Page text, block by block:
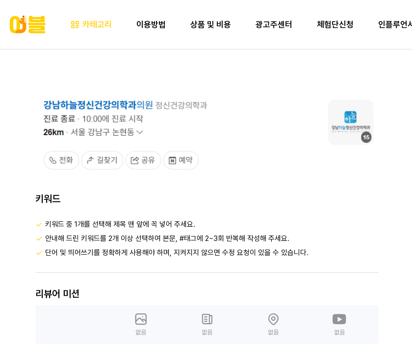
카테고리 이용방법 상품 및 비용 광고주센터 체험단신청 인플루언
키워드
키워드 중 1개를 선택해 제목 맨 앞에 꼭 넣어 주세요.
안내해 드린 키워드를 2개 이상 선택하여 본문, #태그에 2~3회 반복해 작성해 주세요.
단어 및 띄어쓰기를 정확하게 사용해야 하며, 지켜지지 않으면 수정 요청이 있을 수 있습니다.
리뷰어 미션
없음 없음 없음 없음